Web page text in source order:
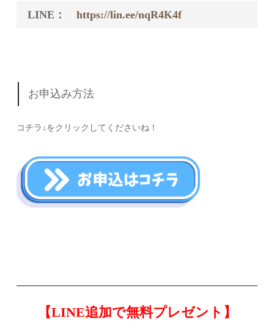
LINE：https://lin.ee/nqR4K4f
お申込み方法
コチラ↓をクリックしてくださいね！
【LINE追加で無料プレゼント】